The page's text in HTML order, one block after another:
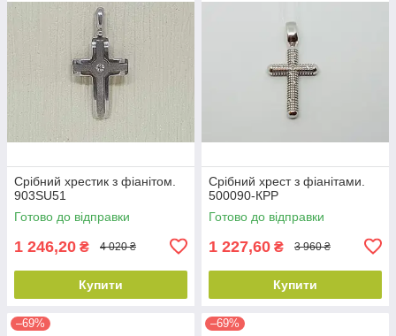
Срібний хрестик з фіанітом.
903SU51
Готово до відправки
1 246,20 ₴ 4 020 ₴
Купити
Срібний хрест з фіанітами.
500090-КРР
Готово до відправки
1 227,60 ₴ 3 960 ₴
Купити
–69% –69%